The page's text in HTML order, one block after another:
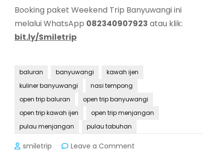
Booking paket Weekend Trip Banyuwangi ini
melalui WhatsApp 082340907923 atau klik:
bit.ly/Smiletrip
baluran banyuwangi
kawah ijen
kuliner banyuwangi
nasi tempong
open trip baluran
open trip banyuwangi
open trip kawah ijen
open trip menjangan
pulau menjangan
pulau tabuhan
smiletrip Leave a Comment